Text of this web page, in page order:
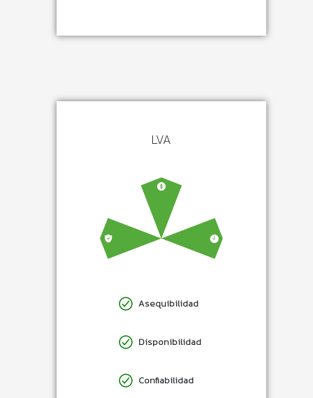
LVA
Asequibilidad
Disponibilidad
Confiabilidad